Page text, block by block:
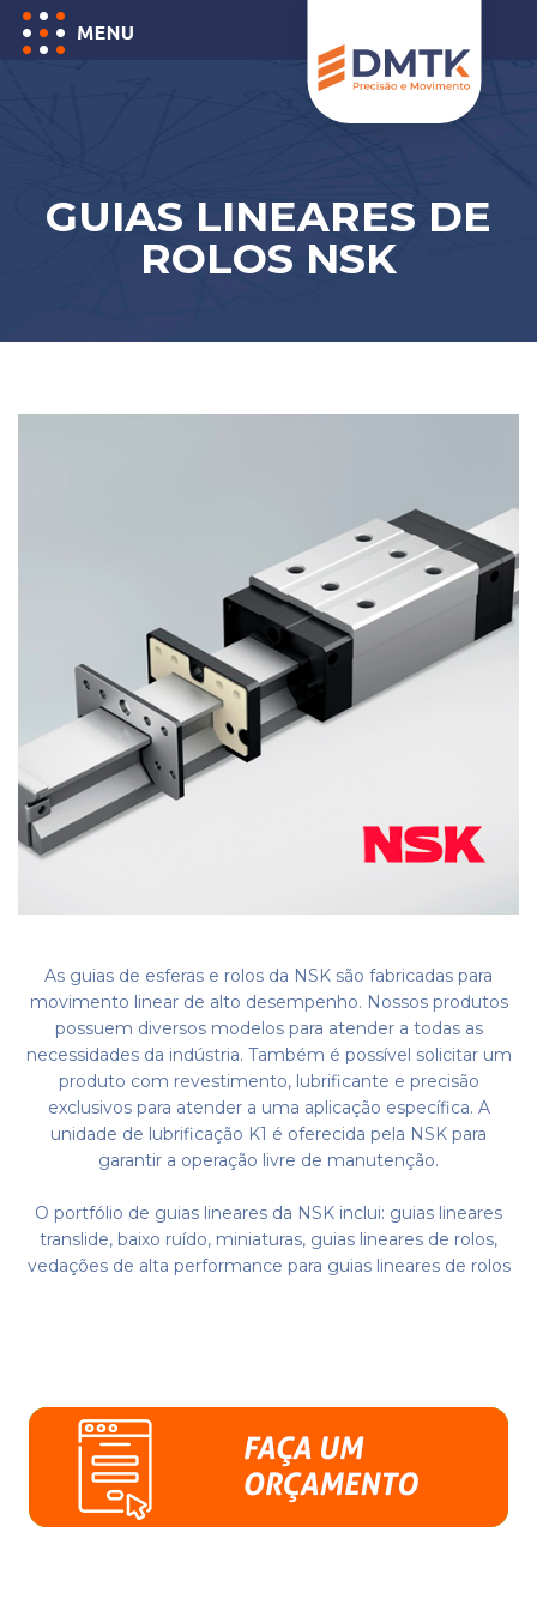
GUIAS LINEARES DE
ROLOS NSK
As guias de esferas e rolos da NSK são fabricadas para
movimento linear de alto desempenho. Nossos produtos
possuem diversos modelos para atender a todas as
necessidades da indústria. Também é possível solicitar um
produto com revestimento, lubrificante e precisão
exclusivos para atender a uma aplicação específica. A
unidade de lubrificação K1 é oferecida pela NSK para
garantir a operação livre de manutenção.
O portfólio de guias lineares da NSK inclui: guias lineares
translide, baixo ruído, miniaturas, guias lineares de rolos,
vedações de alta performance para guias lineares de rolos